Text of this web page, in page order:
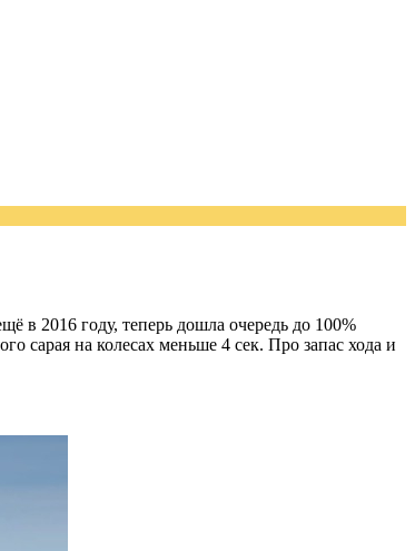
в 2016 году, теперь дошла очередь до 100%
сарая на колесах меньше 4 сек. Про запас хода и